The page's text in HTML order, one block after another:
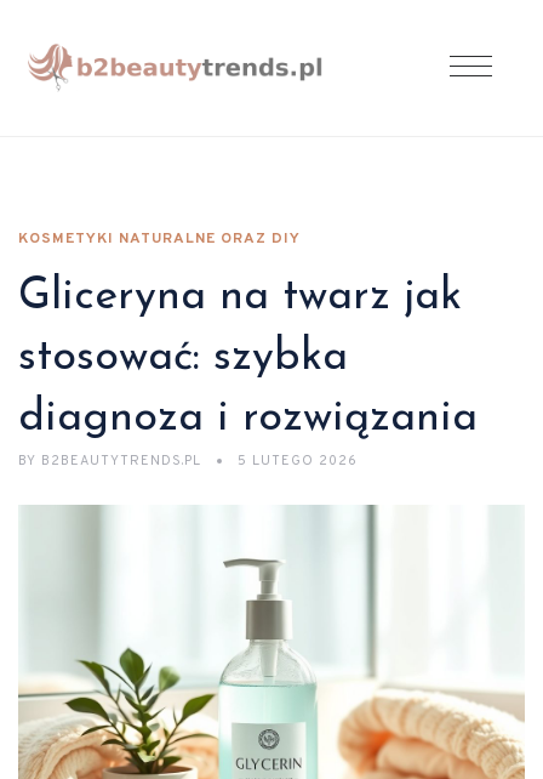
KOSMETYKI NATURALNE ORAZ DIY
Gliceryna na twarz jak
stosować: szybka
diagnoza i rozwiązania
BY B2BEAUTYTRENDS.PL 5 LUTEGO 2026